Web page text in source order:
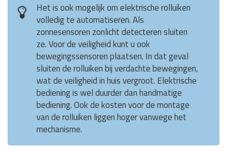
Het is ook mogelijk om elektrische rolluiken
volledig te automatiseren. Als
zonnesensoren zonlicht detecteren sluiten
ze. Voor de veiligheid kunt u ook
bewegingssensoren plaatsen. In dat geval
sluiten de rolluiken bij verdachte bewegingen,
wat de veiligheid in huis vergroot. Elektrische
bediening is wel duurder dan handmatige
bediening. Ook de kosten voor de montage
van de rolluiken liggen hoger vanwege het
mechanisme.